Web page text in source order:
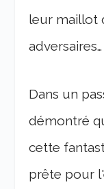
leur maillot
adversaires…
Dans un
démontré
cette
prête pour